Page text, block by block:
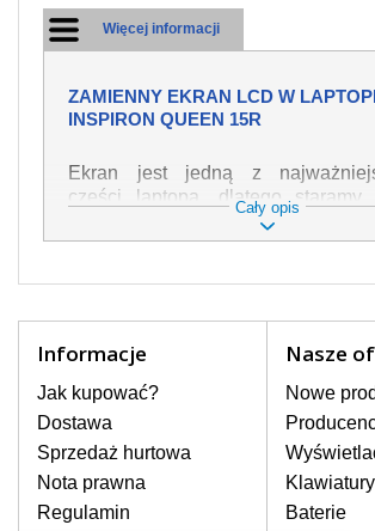
Więcej informacji
ZAMIENNY EKRAN LCD W
INSPIRON QUEEN 15R
Ekran jest jedną z
części laptopa, dlatego staramy
żeby był jak najwyższej jakości.
on do wyświetlania tekstu lub
z nim z jak największą
zaliczyć uszkodzenia
rozbity lub pęknięty ekran,
pojawiające się pionowe pasy,
ekran, migotanie lub
jasność ekranu.
Cały opis
Informacje
Jak kupować?
Dostawa
Sprzedaż hurtowa
Nota prawna
Regulamin
Nasze
Nowe
Klawiatury
Baterie